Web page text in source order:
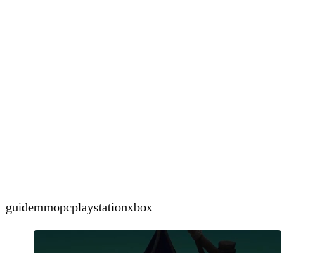
guidemmopcplaystationxbox